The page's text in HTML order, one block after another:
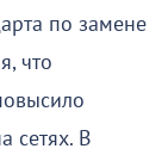
по замене
что
сетях. В